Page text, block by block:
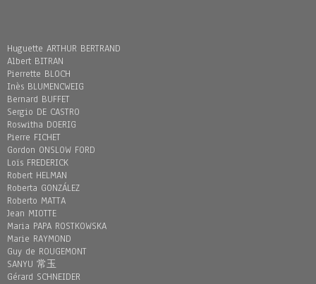
Huguette ARTHUR BERTRAND
Albert BITRAN
Pierrette BLOCH
Inès BLUMENCWEIG
Bernard BUFFET
Sergio DE CASTRO
Roswitha DOERIG
Pierre FICHET
Gordon ONSLOW FORD
Loïs FREDERICK
Robert HELMAN
Roberta GONZÁLEZ
Roberto MATTA
Jean MIOTTE
Maria PAPA ROSTKOWSKA
Marie RAYMOND
Guy de ROUGEMONT
SANYU 常玉
Gérard SCHNEIDER